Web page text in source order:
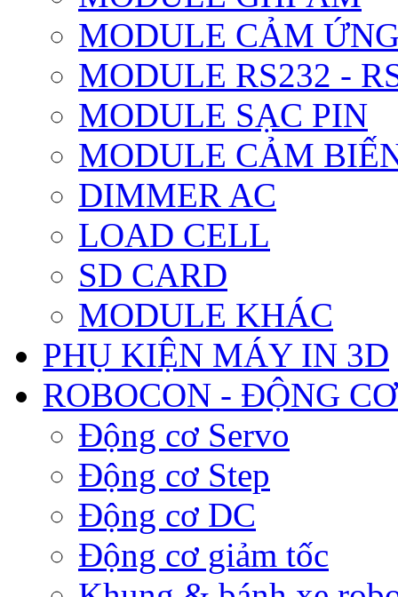
MODULE CẢM
MODULE RS232 -
MODULE SẠC PIN
MODULE CẢM
DIMMER AC
LOAD CELL
SD CARD
MODULE KHÁC
PHỤ KIỆN MÁY IN 3D
ROBOCON - ĐỘNG
Động cơ Servo
Động cơ Step
Động cơ DC
Động cơ giảm tốc